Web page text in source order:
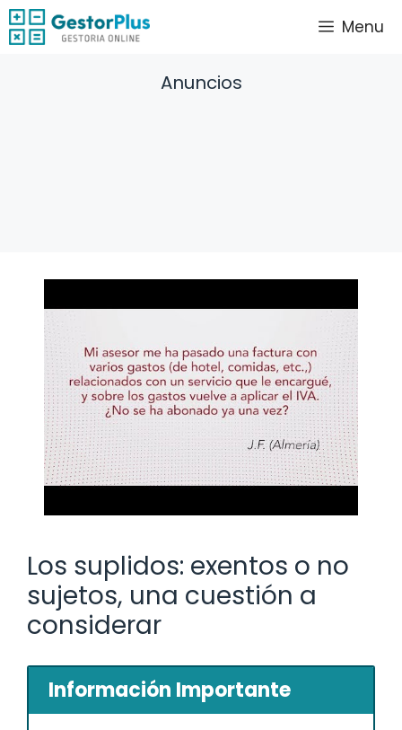
Saltar
al
Menu
Anuncios
Los suplidos: exentos o no
sujetos, una cuestión a
considerar
Información Importante